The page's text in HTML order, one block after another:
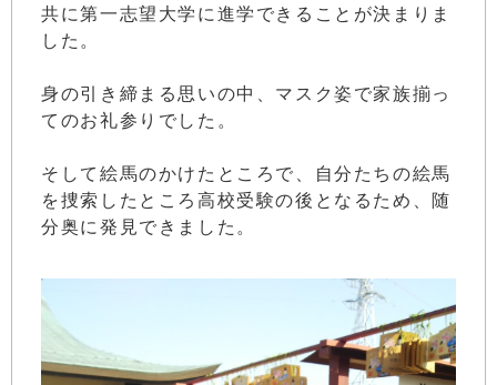
共に第一志望大学に進学できることが決まりま
した。
身の引き締まる思いの中、マスク姿で家族揃っ
てのお礼参りでした。
そして絵馬のかけたところで、自分たちの絵馬
を捜索したところ高校受験の後となるため、随
分奥に発見できました。